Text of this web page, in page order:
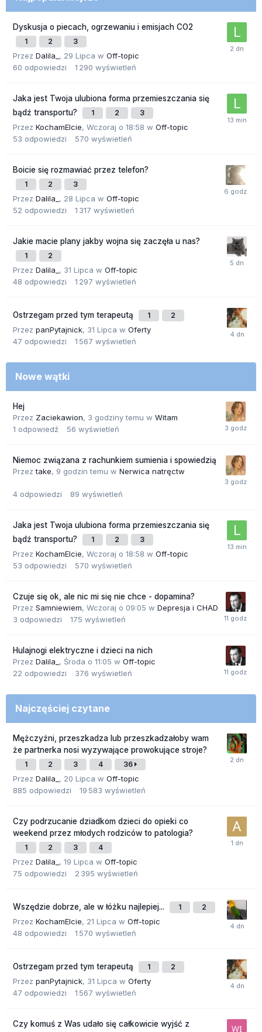
Dyskusja o piecach, ogrzewaniu i emisjach CO2
1 2 3
Przez Dalila_ , 29 Lipca w Off-topic
60 odpowiedzi 1 290 wyświetleń
Jaka jest Twoja ulubiona forma przemieszczania się
bądź transportu?
1 2 3
Przez KochamElcie, Wczoraj o 18:58 w Off-topic
53 odpowiedzi 570 wyświetleń
Boicie się rozmawiać przez telefon?
1 2 3
Przez Dalila_ , 28 Lipca w Off-topic
52 odpowiedzi 1 317 wyświetleń
Jakie macie plany jakby wojna się zaczęła u nas?
1 2
Przez Dalila_ , 31 Lipca w Off-topic
48 odpowiedzi 1 297 wyświetleń
Ostrzegam przed tym terapeutą 1 2
Przez panPytajnick, 31 Lipca w Oferty
47 odpowiedzi 1 567 wyświetleń
Nowe wątki
Hej
Przez Zaciekawion, 3 godziny temu w Witam
1 odpowiedź 56 wyświetleń
Niemoc związana z rachunkiem sumienia i spowiedzią
Przeztake, 9 godzin temu w Nerwica natręctw
4 odpowiedzi 89 wyświetleń
Jaka jest Twoja ulubiona forma przemieszczania się
bądź transportu?
1 2 3
Przez KochamElcie, Wczoraj o 18:58 w Off-topic
53 odpowiedzi 570 wyświetleń
Czuje się ok, ale nic mi się nie chce - dopamina?
Przez Samniewiem, Wczoraj o 09:05 w Depresja i CHAD
3 odpowiedzi 175 wyświetleń
Hulajnogi elektryczne i dzieci na nich
Przez Dalila_ , Środa o 11:05 w Off-topic
22 odpowiedzi 376 wyświetleń
Najczęściej czytane
Mężczyźni, przeszkadza lub przeszkadzałoby wam
że partnerka nosi wyzywające prowokujące stroje?
1 2 3 4 36
Przez Dalila_ , 20 Lipca w Off-topic
885 odpowiedzi 19 583 wyświetleń
Czy podrzucanie dziadkom dzieci do opieki co
weekend przez młodych rodziców to patologia?
1 2 3 4
Przez Dalila_ , 19 Lipca w Off-topic
75 odpowiedzi 2 395 wyświetleń
Wszędzie dobrze, ale w łóżku najlepiej... 1 2
Przez KochamElcie, 21 Lipca w Off-topic
48 odpowiedzi 1 570 wyświetleń
Ostrzegam przed tym terapeutą 1 2
Przez panPytajnick, 31 Lipca w Oferty
47 odpowiedzi 1 567 wyświetleń
Czy komuś z Was udało się całkowicie wyjść z